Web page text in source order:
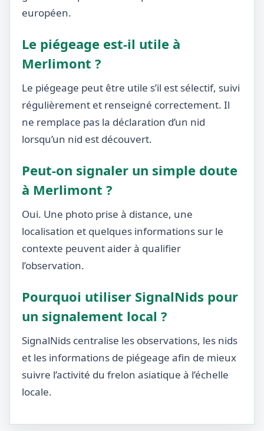
européen.
Le piégeage est-il utile à
Merlimont ?
Le piégeage peut être utile s’il est sélectif, suivi
régulièrement et renseigné correctement. Il
ne remplace pas la déclaration d’un nid
lorsqu’un nid est découvert.
Peut-on signaler un simple doute
à Merlimont ?
Oui. Une photo prise à distance, une
localisation et quelques informations sur le
contexte peuvent aider à qualifier
l’observation.
Pourquoi utiliser SignalNids pour
un signalement local ?
SignalNids centralise les observations, les nids
et les informations de piégeage afin de mieux
suivre l’activité du frelon asiatique à l’échelle
locale.